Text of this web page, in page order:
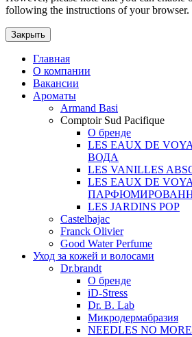
following the instructions of your browser.
Закрыть
Главная
О компании
Вакансии
Ароматы
Armand Basi
Comptoir Sud Pacifique
О бренде
LES EAUX DE
ВОДА
LES VANILLES
LES EAUX DE
LES JARDINS POP
Castelbajac
Franck Olivier
Good Water Perfume
Уход за кожей и волосами
Dr.brandt
О бренде
iD-Stress
Dr. B. Lab
Микродермабразия
NEEDLES NO MORE